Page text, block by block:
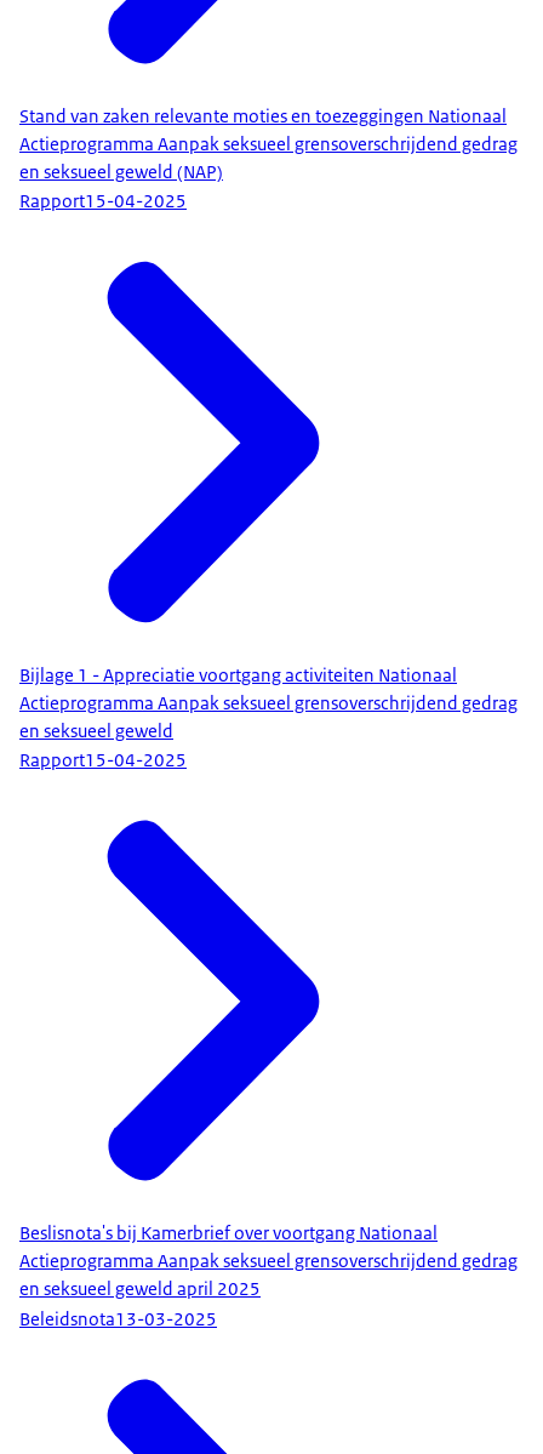
Stand van zaken relevante moties en toezeggingen Nationaal
Actieprogramma Aanpak seksueel grensoverschrijdend gedrag
en seksueel geweld (NAP)
Rapport15-04-2025
Bijlage 1 - Appreciatie voortgang activiteiten Nationaal
Actieprogramma Aanpak seksueel grensoverschrijdend gedrag
en seksueel geweld
Rapport15-04-2025
Beslisnota's bij Kamerbrief over voortgang Nationaal
Actieprogramma Aanpak seksueel grensoverschrijdend gedrag
en seksueel geweld april 2025
Beleidsnota13-03-2025